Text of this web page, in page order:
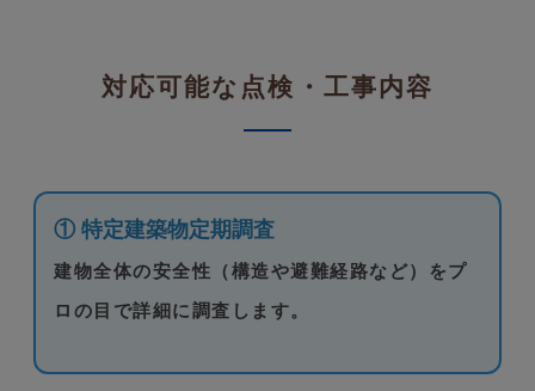
対応可能な点検・工事内容
① 特定建築物定期調査
建物全体の安全性（構造や避難経路など）をプ
ロの目で詳細に調査します。